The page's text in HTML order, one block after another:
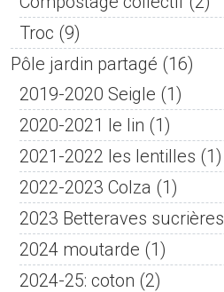
Troc (9)
Pôle jardin partagé (16)
2019-2020 Seigle (1)
2020-2021 le lin (1)
2021-2022 les lentilles (1)
2022-2023 Colza (1)
2023 Betteraves sucrières
2024 moutarde (1)
2024-25: coton (2)